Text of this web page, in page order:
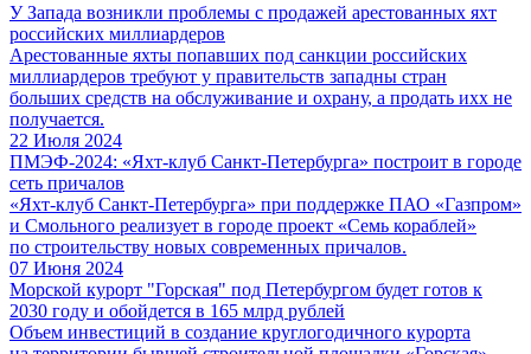
У Запада возникли проблемы с продажей арестованных яхт
российских миллиардеров
Арестованные яхты попавших под санкции российских
миллиардеров требуют у правительств западны стран
больших средств на обслуживание и охрану, а продать ихх не
получается.
22 Июля 2024
ПМЭФ-2024: «Яхт-клуб Санкт-Петербурга» построит в городе
сеть причалов
«Яхт-клуб Санкт-Петербурга» при поддержке ПАО «Газпром»
и Смольного реализует в городе проект «Семь кораблей»
по строительству новых современных причалов.
07 Июня 2024
Морской курорт "Горская" под Петербургом будет готов к
2030 году и обойдется в 165 млрд рублей
Объем инвестиций в создание круглогодичного курорта